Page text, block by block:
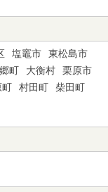
塩竈市
東松島市
町 大衡村
栗原市
町 村田町
柴田町